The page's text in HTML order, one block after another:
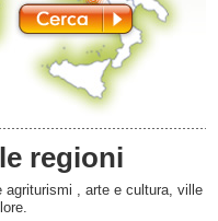
regioni
agriturismi , arte e cultura, ville